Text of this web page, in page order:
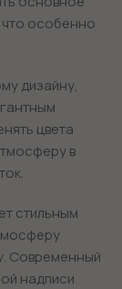
особенно
дизайну,
цвета
в
стильным
Современный
надписи